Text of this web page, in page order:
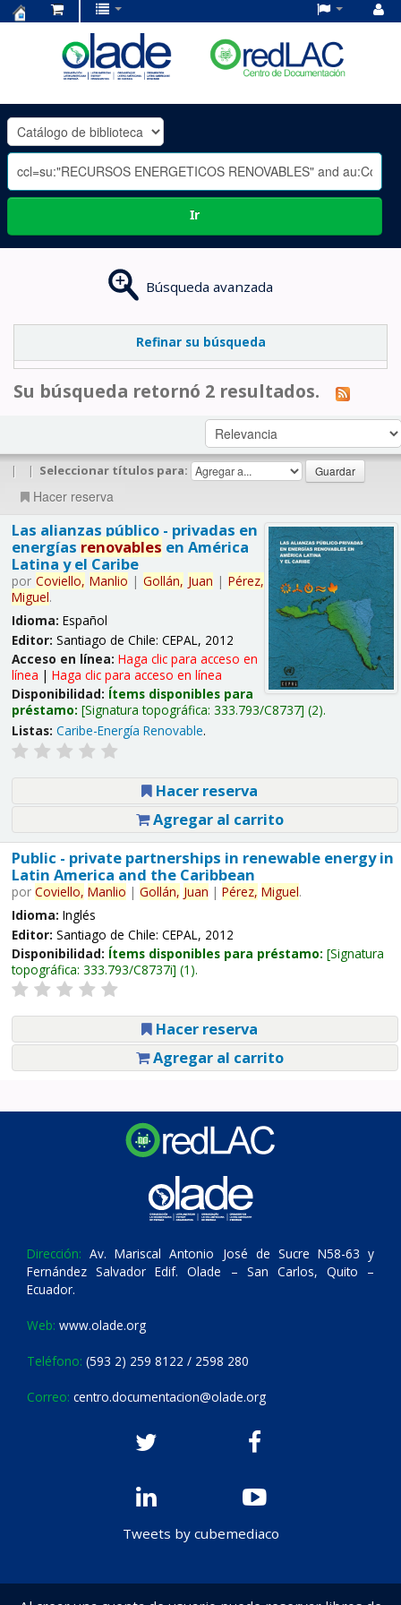
OLADE
-
Ir
Búsqueda avanzada
Refinar su búsqueda
Su búsqueda retornó 2 resultados.
| | Seleccionar títulos para:
Hacer reserva
Las alianzas público - privadas en
energías renovables en América
Latina y el Caribe
por Coviello, Manlio | Gollán, Juan | Pérez,
Miguel.
Idioma: Español
Editor: Santiago de Chile: CEPAL, 2012
Acceso en línea: Haga clic para acceso en
línea | Haga clic para acceso en línea
Disponibilidad: Ítems disponibles para
préstamo: Signatura topográfica: 333.793/C8737 (2).
Listas: Caribe-Energía Renovable.
Hacer reserva
Agregar al carrito
Public - private partnerships in renewable energy in
Latin America and the Caribbean
por Coviello, Manlio | Gollán, Juan | Pérez, Miguel.
Idioma: Inglés
Editor: Santiago de Chile: CEPAL, 2012
Disponibilidad: Ítems disponibles para préstamo: Signatura
topográfica: 333.793/C8737i (1).
Hacer reserva
Agregar al carrito
Dirección: Av. Mariscal Antonio José de Sucre N58-63 y
Fernández Salvador Edif. Olade – San Carlos, Quito –
Ecuador.
Web: www.olade.org
Teléfono: (593 2) 259 8122 / 2598 280
Correo: centro.documentacion@olade.org
Tweets by cubemediaco